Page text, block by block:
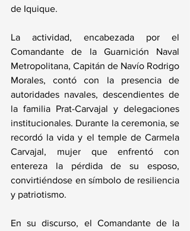
de Iquique.
La actividad, encabezada por el
Comandante de la Guarnición Naval
Metropolitana, Capitán de Navío Rodrigo
Morales, contó con la presencia de
autoridades navales, descendientes de
la familia Prat-Carvajal y delegaciones
institucionales. Durante la ceremonia, se
recordó la vida y el temple de Carmela
Carvajal, mujer que enfrentó con
entereza la pérdida de su esposo,
convirtiéndose en símbolo de resiliencia
y patriotismo.
En su discurso, el Comandante de la